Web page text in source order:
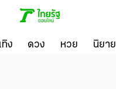
ทิง ดวง หวย นิยาย